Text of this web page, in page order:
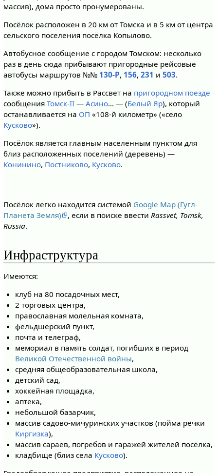
массив), дома просто пронумерованы.
Посёлок расположен в 20 км от Томска и в 5 км от центра
сельского поселения посёлка Копылово.
Автобусное сообщение с городом Томском: несколько
раз в день сюда прибывают пригородные рейсовые
автобусы маршрутов №№ 130-Р, 156, 231 и 503.
Также можно прибыть в Рассвет на пригородном поезде
сообщения Томск-II— Асино… — (Белый Яр), который
останавливается на ОП «108-й километр» («село
Кусково»).
Посёлок является главным населенным пунктом для
близ расположенных поселений (деревень) —
Конинино, Постниково, Кусково.
Посёлок легко находится системой Google Map (Гугл-
Планета Земля)
, если в поиске ввести Rassvet, Tomsk,
Russia.
Инфраструктура
Имеются:
клуб на 80 посадочных мест,
2 торговых центра,
православная молельная комната,
фельдшерский пункт,
почта и телеграф,
мемориал в память солдат, погибших в период
Великой Отечественной войны,
средняя общеобразовательная школа,
детский сад,
хоккейная площадка,
аптека,
небольшой базарчик,
массив садово-мичуринских участков (пойма речки
Киргизка),
массив сараев, погребов и гаражей жителей посёлка,
кладбище (близ села Кусково).